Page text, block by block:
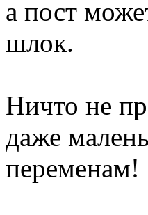
а пост
шлок.
Ничто не
даже
переменам!